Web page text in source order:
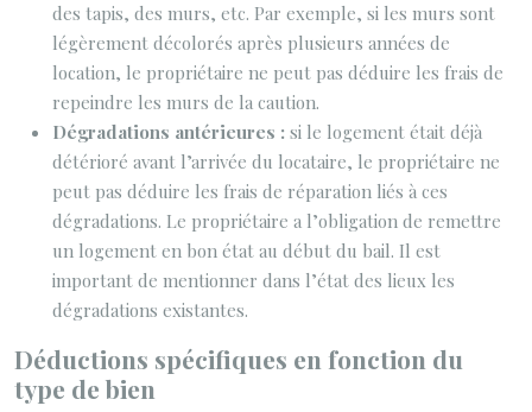
des tapis, des murs, etc. Par exemple, si les murs sont
légèrement décolorés après plusieurs années de
location, le propriétaire ne peut pas déduire les frais de
repeindre les murs de la caution.
Dégradations antérieures : si le logement était déjà
détérioré avant l’arrivée du locataire, le propriétaire ne
peut pas déduire les frais de réparation liés à ces
dégradations. Le propriétaire a l’obligation de remettre
un logement en bon état au début du bail. Il est
important de mentionner dans l’état des lieux les
dégradations existantes.
Déductions spécifiques en fonction du
type de bien